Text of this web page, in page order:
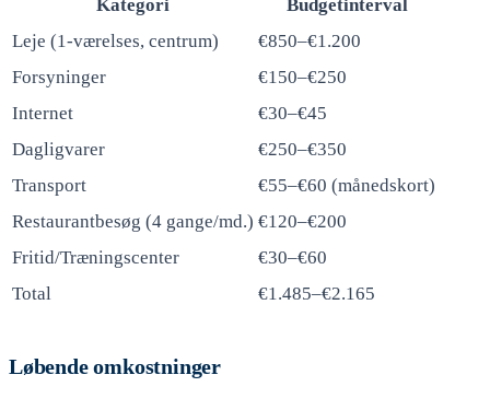
Kategori
Budgetinterval
Leje (1-værelses, centrum)
€850–€1.200
Forsyninger
€150–€250
Internet
€30–€45
Dagligvarer
€250–€350
Transport
€55–€60 (månedskort)
Restaurantbesøg (4 gange/md.) €120–€200
Fritid/Træningscenter
€30–€60
Total
€1.485–€2.165
Løbende omkostninger